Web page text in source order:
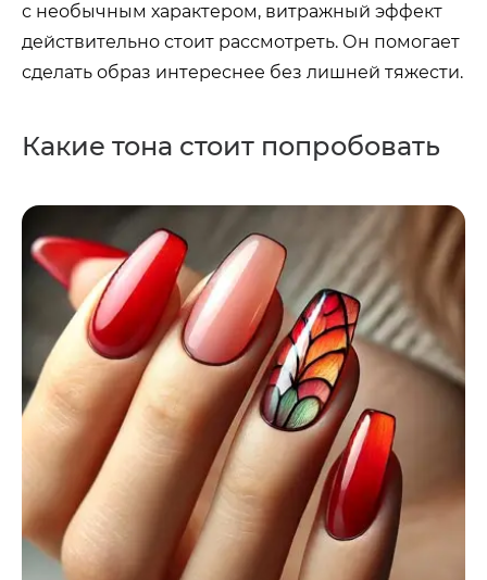
с необычным характером, витражный эффект
действительно стоит рассмотреть. Он помогает
сделать образ интереснее без лишней тяжести.
Какие тона стоит попробовать